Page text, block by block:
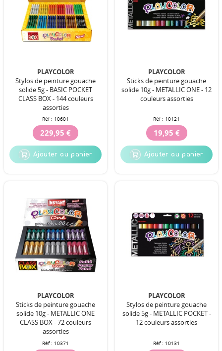
PLAYCOLOR
Stylos de peinture gouache
solide 5g - BASIC POCKET
CLASS BOX - 144 couleurs
assorties
Réf : 10601
229,95 €
Ajouter au panier
PLAYCOLOR
Sticks de peinture gouache
solide 10g - METALLIC ONE - 12
couleurs assorties
Réf : 10121
19,95 €
Ajouter au panier
PLAYCOLOR
Sticks de peinture gouache
solide 10g - METALLIC ONE
CLASS BOX - 72 couleurs
assorties
Réf : 10371
PLAYCOLOR
Stylos de peinture gouache
solide 5g - METALLIC POCKET -
12 couleurs assorties
Réf : 10131